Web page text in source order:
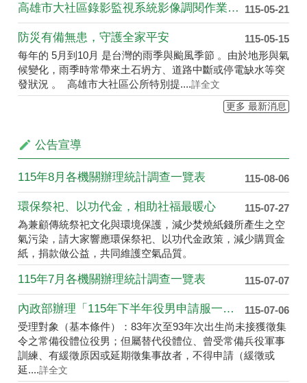
115-05-21
高雄市大社區錄影監視系統影像調閱作業要點
115-05-15
防災有備無患，守護全家平安
每年的 5月到10月 是台灣的雨季與颱風季節 。由於地形與氣
候變化，雨季時常帶來土石坍方、道路中斷或停電缺水等突
發狀況 。 高雄市大社區公所特別提....詳全文
更多 最新消息
公告宣導
115-08-06
115年8月各機關辦理統計調查一覽表
115-07-27
環保祭祀、以功代金，相助社福最暖心
為兼顧傳統祭祀文化與環境保護，減少焚燒紙錢所產生之空
氣污染，請大家響應環保祭祀、以功代金政策，減少購買金
紙，捐款做公益，共同維護空氣品質。
115-07-07
115年7月各機關辦理統計調查一覽表
115-07-06
內政部辦理「115年下半年役男申請服一般替代役（第2次）甄選作業」，申請對象及時程如下
受理對象（基本條件）：83年次至93年次出生尚未接獲徵集
令之常備役體位役男；但屬替代役體位、曾受常備兵役軍事
訓練、有緩徵原因或延期徵集事故者，不得申請（緩徵或
延....詳全文